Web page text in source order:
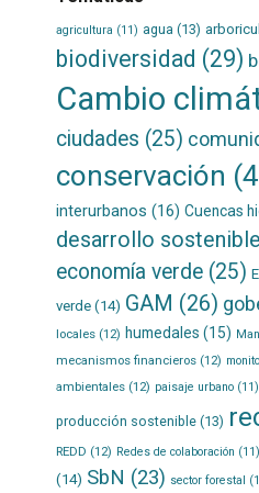
agricultura (11) agua (13)
biodiversidad (29)
Cambio
ciudades (25)
conservación
interurbanos (16) Cuencas
desarrollo sostenible
economía verde(25)
verde(14) GAM (26)
locales(12) humedales (15)
mecanismos financieros(12)
ambientales(12) paisaje urbano(11)
producción sostenible(13)
REDD (12) Redes de colaboración (11)
(14) SbN (23) sector forestal